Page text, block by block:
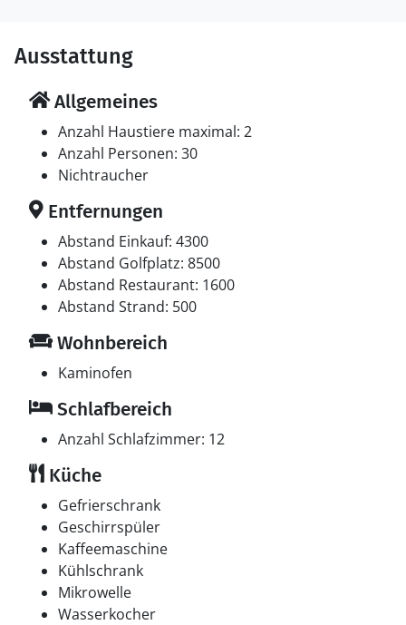
Ausstattung
Allgemeines
Anzahl Haustiere maximal: 2
Anzahl Personen: 30
Nichtraucher
Entfernungen
Abstand Einkauf: 4300
Abstand Golfplatz: 8500
Abstand Restaurant: 1600
Abstand Strand: 500
Wohnbereich
Kaminofen
Schlafbereich
Anzahl Schlafzimmer: 12
Küche
Gefrierschrank
Geschirrspüler
Kaffeemaschine
Kühlschrank
Mikrowelle
Wasserkocher